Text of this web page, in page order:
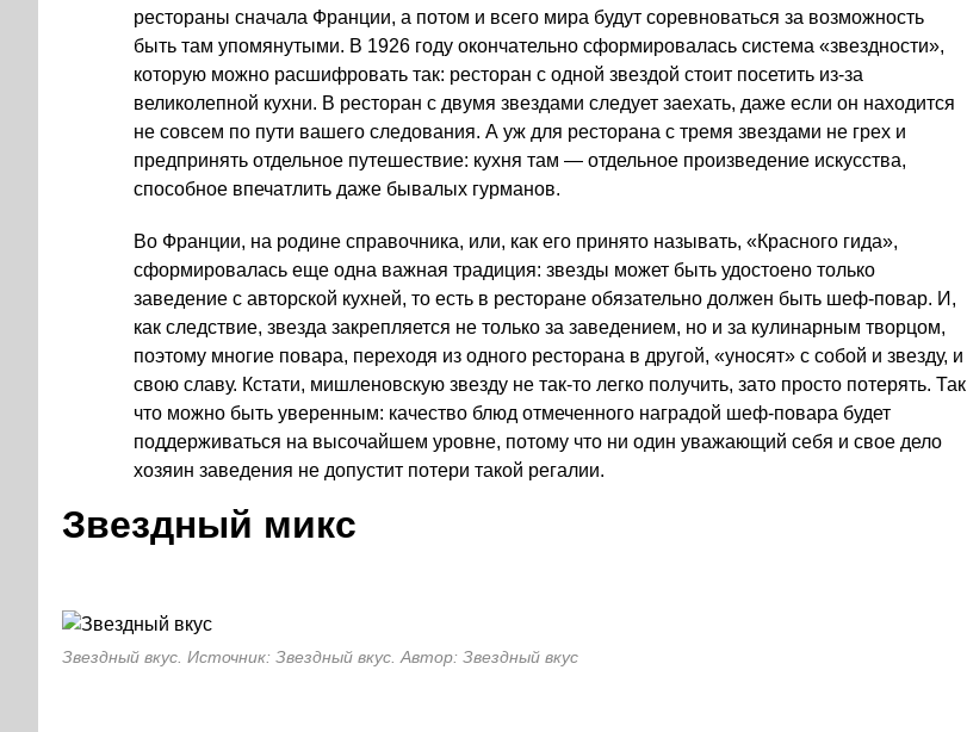
рестораны сначала Франции, а потом и всего мира будут соревноваться за возможность
быть там упомянутыми. В 1926 году окончательно сформировалась система «звездности»,
которую можно расшифровать так: ресторан с одной звездой стоит посетить из-за
великолепной кухни. В ресторан с двумя звездами следует заехать, даже если он находится
не совсем по пути вашего следования. А уж для ресторана с тремя звездами не грех и
предпринять отдельное путешествие: кухня там — отдельное произведение искусства,
способное впечатлить даже бывалых гурманов.
Во Франции, на родине справочника, или, как его принято называть, «Красного гида»,
сформировалась еще одна важная традиция: звезды может быть удостоено только
заведение с авторской кухней, то есть в ресторане обязательно должен быть шеф-повар. И,
как следствие, звезда закрепляется не только за заведением, но и за кулинарным творцом,
поэтому многие повара, переходя из одного ресторана в другой, «уносят» с собой и звезду, и
свою славу. Кстати, мишленовскую звезду не так-то легко получить, зато просто потерять. Так
что можно быть уверенным: качество блюд отмеченного наградой шеф-повара будет
поддерживаться на высочайшем уровне, потому что ни один уважающий себя и свое дело
хозяин заведения не допустит потери такой регалии.
Звездный микс
Звездный вкус. Источник: Звездный вкус. Автор: Звездный вкус